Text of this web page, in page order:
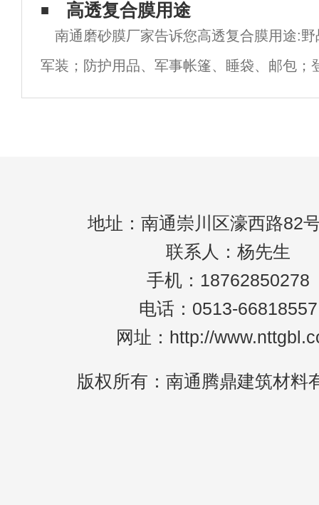
具
是一款基于PDLC 液晶技术的高科技夹层玻
产品，通电透明，断电呈磨砂效果之灰白不
明状。电子雾化玻璃的原理：PDLC断电状
高透复合膜用途
南通磨砂膜厂家告诉您高透复合膜用途:
军装；防护用品、军事帐篷、睡袋、邮包；
尔夫球等运动服；鞋帽、箱包、遮光窗帘、
地址：南通崇川区濠西路82
联系人：杨先生
手机：18762850278
电话：0513-66818557
网址：http://
版权所有：南通腾鼎建筑材料